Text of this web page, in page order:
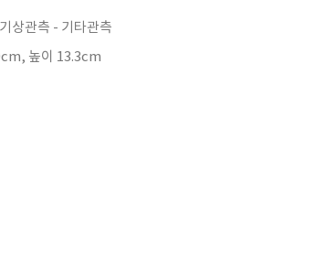
상관측 - 기타관측
높이 13.3cm